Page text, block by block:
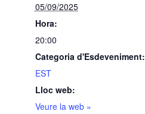
05/09/2025
Hora:
20:00
Categoria d'Esdeveniment:
EST
Lloc web:
Veure la web »